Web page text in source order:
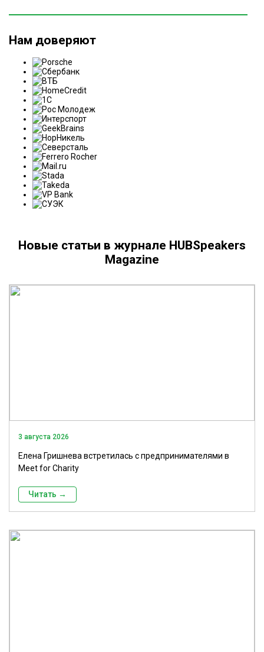
Нам доверяют
Новые статьи в журнале HUBSpeakers
Magazine
3 августа 2026
Елена Гришнева встретилась с предпринимателями в
Meet for Charity
Читать →